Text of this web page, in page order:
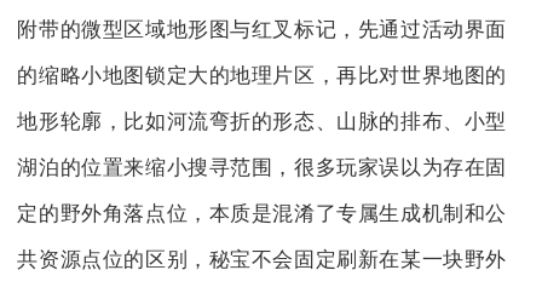
附带的微型区域地形图与红叉标记，先通过活动界面
的缩略小地图锁定大的地理片区，再比对世界地图的
地形轮廓，比如河流弯折的形态、山脉的排布、小型
湖泊的位置来缩小搜寻范围，很多玩家误以为存在固
定的野外角落点位，本质是混淆了专属生成机制和公
共资源点位的区别，秘宝不会固定刷新在某一块野外